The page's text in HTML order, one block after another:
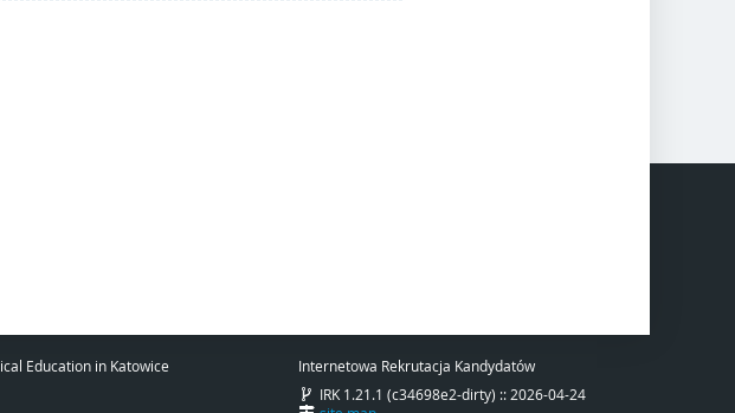
Education in Katowice
Internetowa Rekrutacja Kandydatów
IRK 1.21.1 (c34698e2-dirty) :: 2026-04-24